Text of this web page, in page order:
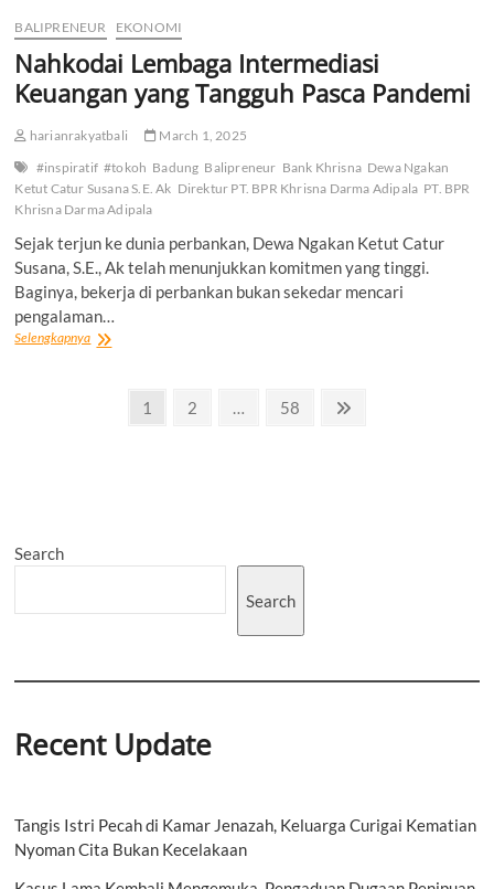
Sekedar
Lembaga
Tapi
Pengabdian
BALIPRENEUR EKONOMI
Nahkodai Lembaga Intermediasi
Keuangan yang Tangguh Pasca Pandemi
harianrakyatbali
March 1, 2025
#inspiratif #tokoh Badung Balipreneur Bank Khrisna Dewa Ngakan
Ketut Catur Susana S.E. Ak Direktur PT. BPR Khrisna Darma Adipala PT. BPR
Khrisna Darma Adipala
Sejak terjun ke dunia perbankan, Dewa Ngakan Ketut Catur
Susana, S.E., Ak telah menunjukkan komitmen yang tinggi.
Baginya, bekerja di perbankan bukan sekedar mencari
pengalaman…
SelengkapnyaNahkodai
Page
1 Page
2 … Page
58
Next
Search
Search
Recent Update
Tangis Istri Pecah di Kamar Jenazah, Keluarga Curigai Kematian
Nyoman Cita Bukan Kecelakaan